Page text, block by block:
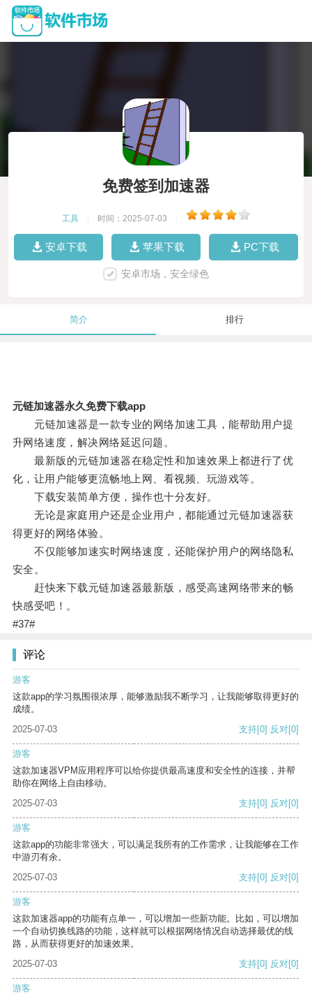
免费签到加速器
工具 时间：2025-07-03
安卓下载 苹果下载 PC下载
安卓市场，安全绿色
简介 排行
元链加速器永久免费下载app
元链加速器是一款专业的网络加速工具，能帮助用户提
升网络速度，解决网络延迟问题。
最新版的元链加速器在稳定性和加速效果上都进行了优
化，让用户能够更流畅地上网、看视频、玩游戏等。
下载安装简单方便，操作也十分友好。
无论是家庭用户还是企业用户，都能通过元链加速器获
得更好的网络体验。
不仅能够加速实时网络速度，还能保护用户的网络隐私
安全。
赶快来下载元链加速器最新版，感受高速网络带来的畅
快感受吧！。
#37#
评论
游客
这款app的学习氛围很浓厚，能够激励我不断学习，让我能够取得更好的
成绩。
2025-07-03
支持[0] 反对[0]
游客
这款加速器VPM应用程序可以给你提供最高速度和安全性的连接，并帮
助你在网络上自由移动。
2025-07-03
支持[0] 反对[0]
游客
这款app的功能非常强大，可以满足我所有的工作需求，让我能够在工作
中游刃有余。
2025-07-03
支持[0] 反对[0]
游客
这款加速器app的功能有点单一，可以增加一些新功能。比如，可以增加
一个自动切换线路的功能，这样就可以根据网络情况自动选择最优的线
路，从而获得更好的加速效果。
2025-07-03
支持[0] 反对[0]
游客